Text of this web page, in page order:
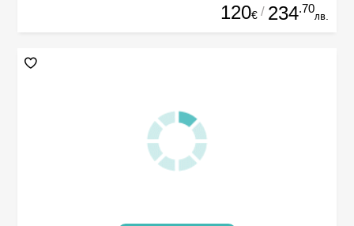
120€ / 234.70
лв.